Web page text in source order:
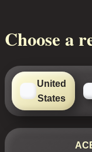
Choose a
United
States